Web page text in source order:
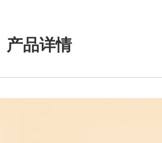
产品详情